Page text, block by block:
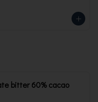
bitter 60% cacao